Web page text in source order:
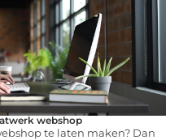
webshop
te laten maken? Dan